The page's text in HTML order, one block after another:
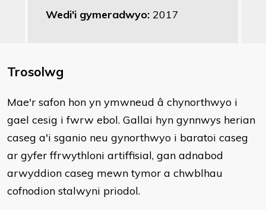
Wedi'i gymeradwyo: 2017
Trosolwg
Mae'r safon hon yn ymwneud â chynorthwyo i
gael cesig i fwrw ebol. Gallai hyn gynnwys herian
caseg a'i sganio neu gynorthwyo i baratoi caseg
ar gyfer ffrwythloni artiffisial, gan adnabod
arwyddion caseg mewn tymor a chwblhau
cofnodion stalwyni priodol.